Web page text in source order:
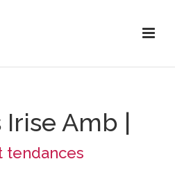
Irise Amb |
tendances